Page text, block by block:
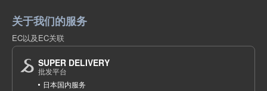
关于我们的服务
EC以及EC关联
SUPER DELIVERY
批发平台
日本国内服务